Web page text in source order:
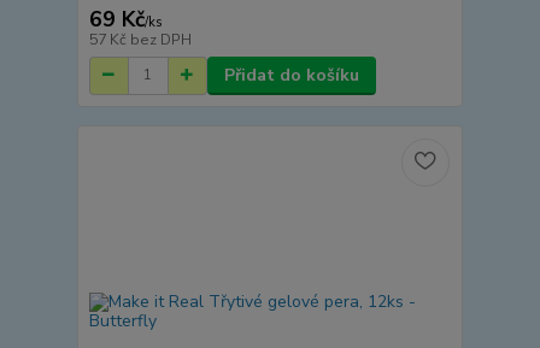
69 Kč/ks
57 Kč bez DPH
Přidat do košíku